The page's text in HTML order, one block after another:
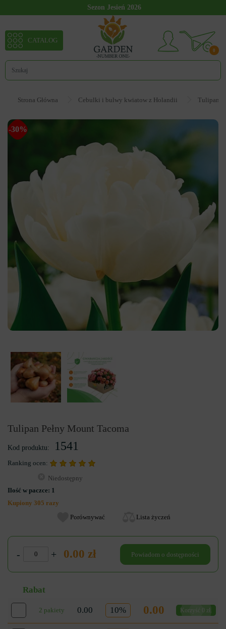
Sezon Jesień 2026
0
CATALOG
Strona Główna Cebulki i bulwy kwiatow z Holandii Tulipan
-30%
Tulipan Pełny Mount Tacoma
Kod produktu: 1541
Ranking ocen:
Niedostępny
Ilość w paczce: 1
Kupiony 305 razy
Porównywać
Lista życzeń
- + 0.00 zł Powiadom o dostępności
Rabat
2 pakiety 0.00 10% 0.00 Korzyść 0 zł.